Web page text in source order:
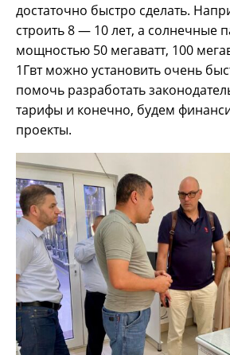
достаточно быстро сделать.
строить 8 — 10 лет, а солнечные
мощностью 50 мегаватт, 100
1Гвт можно установить очень
помочь разработать
тарифы и конечно, будем
проекты.